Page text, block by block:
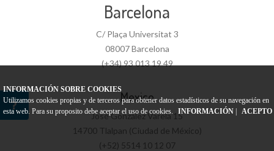
Barcelona
C/ Plaça Universitat 3
08007 Barcelona
(+34) 93 013 19 49
Mexico
José González Varela 15
14700 Tlalpan (Ciudad de México)
(+52) 5514 10 12 07
INFORMACIÓN SOBRE COOKIES
Utilizamos cookies propias y de terceros para obtener datos estadísticos de su navegación en
esta web. Para su proposito debe aceptar el uso de cookies.
INFORMACIÓN ACEPTO